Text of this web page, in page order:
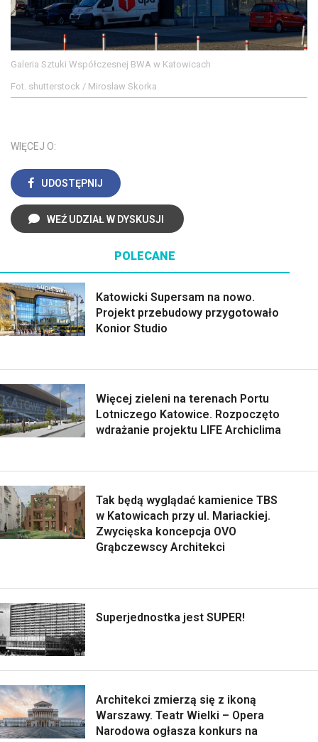
Galeria Sztuki Współczesnej BWA w Katowicach
Fot. shutterstock / Miroslaw Skorka
WIĘCEJ O:
UDOSTĘPNIJ
WEŹ UDZIAŁ W DYSKUSJI
POLECANE
Katowicki Supersam na nowo.
Projekt przebudowy przygotowało
Konior Studio
Więcej zieleni na terenach Portu
Lotniczego Katowice. Rozpoczęto
wdrażanie projektu LIFE Archiclima
Tak będą wyglądać kamienice TBS
w Katowicach przy ul. Mariackiej.
Zwycięska koncepcja OVO
Grąbczewscy Architekci
Superjednostka jest SUPER!
Architekci zmierzą się z ikoną
Warszawy. Teatr Wielki – Opera
Narodowa ogłasza konkurs na